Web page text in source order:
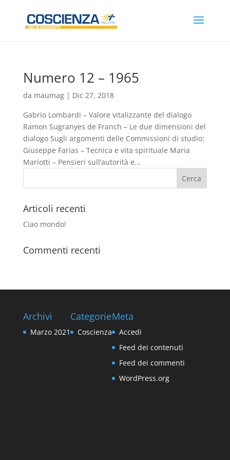
Numero 12 – 1965
da maumag| Dic 27, 2018
Gabrio Lombardi – Valore vitalizzante del dialogo
Ramon Sugranyes de Franch – Le due dimensioni del
dialogo Sugli argomenti delle Commissioni di studio:
Giuseppe Farias – Tecnica e vita spirituale Maria
Mariotti – Pensieri sull’autorità e...
Articoli recenti
Ciao mondo!
Commenti recenti
Archivi
Marzo 2021
Categorie
Coscienza
Meta
Accedi
Feed dei contenuti
Feed dei commenti
WordPress.org